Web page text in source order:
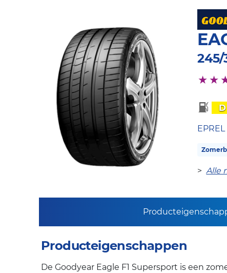
245/
D
>Alle
Producteigenschappen
De Goodyear Eagle F1 Supersport is een